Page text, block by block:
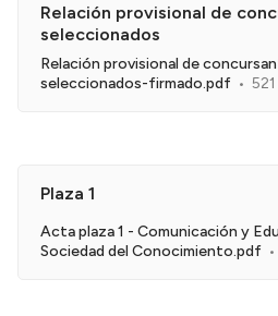
Relación provisional de
seleccionados
Relación provisional de
seleccionados-firmado.pdf
521
Plaza 1
Acta plaza 1 - Comunicación y
Sociedad del Conocimiento.pdf